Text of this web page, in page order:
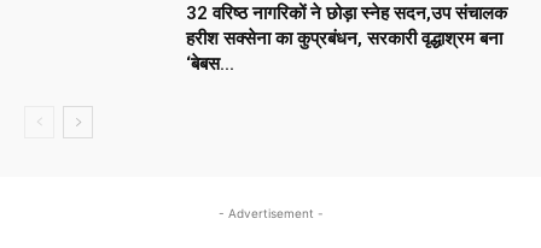
32 वरिष्ठ नागरिकों ने छोड़ा स्नेह सदन,उप संचालक
हरीश सक्सेना का कुप्रबंधन, सरकारी वृद्धाश्रम बना
‘बेबस...
- Advertisement -